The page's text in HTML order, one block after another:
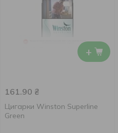
+
161.90 ₴
Цигарки Winston Superline
Green